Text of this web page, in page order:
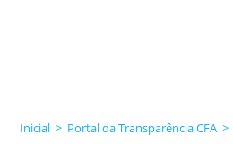
Inicial > Portal da Transparência CFA >